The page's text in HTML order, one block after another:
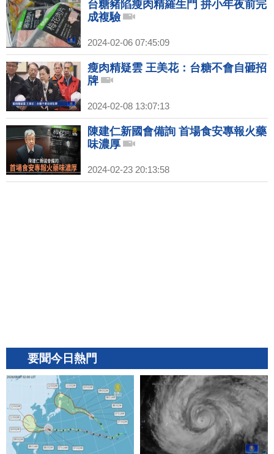
台糖豬陷瘦肉精羅生門 拚小年夜前完
成複驗
2024-02-06 07:45:09
瘦肉精疑雲 王美花：台糖不會自砸招
牌
2024-02-08 13:07:13
陳建仁新國會備詢 首場食安專報火藥
味濃厚
2024-02-23 20:13:58
要聞今日熱門